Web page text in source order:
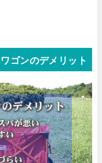
ゴンのデメリット